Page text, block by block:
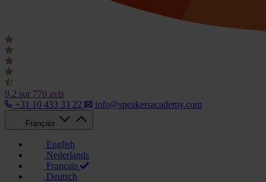
9.2 sur 770 avis
+31 10 433 33 22
info@speakersacademy.com
Français
English
Nederlands
Français
Deutsch